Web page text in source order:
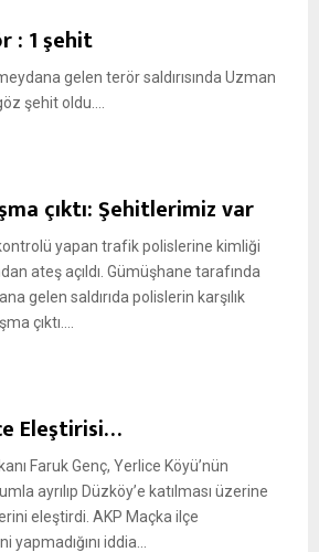
: 1 şehit
gelen terör saldırısında Uzman
şehit oldu....
çıktı: Şehitlerimiz var
yapan trafik polislerine kimliği
ateş açıldı. Gümüşhane tarafında
gelen saldırıda polislerin karşılık
çıktı....
Eleştirisi…
Faruk Genç, Yerlice Köyü’nün
ayrılıp Düzköy’e katılması üzerine
eleştirdi. AKP Maçka ilçe
iddia...